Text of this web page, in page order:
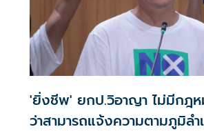
'ยิ่งชีพ' ยกป.วิอาญา ไม่มีกฎห
ว่าสามารถแจ้งความตามภูมิลำ